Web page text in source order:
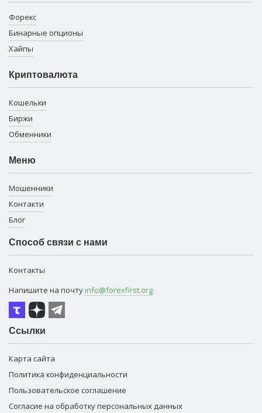
Форекс
Бинарные опционы
Хайпы
Криптовалюта
Кошельки
Биржи
Обменники
Меню
Мошенники
Контакти
Блог
Способ связи с нами
Контакты
Напишите на почту info@forexfirst.org
Ссылки
Карта сайта
Политика конфиденциальности
Пользовательское соглашение
Согласие на обработку персональных данных